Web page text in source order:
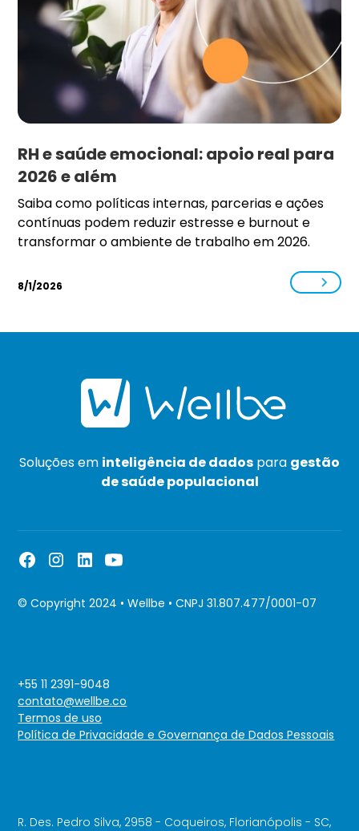
RH e saúde emocional: apoio real para
2026 e além
Saiba como políticas internas, parcerias e ações
contínuas podem reduzir estresse e burnout e
transformar o ambiente de trabalho em 2026.
8/1/2026
Soluções em inteligência de dados para gestão
de saúde populacional
© Copyright 2024 • Wellbe • CNPJ 31.807.477/0001-07
Termos de uso
Política de Privacidade e Governança de Dados Pessoais
+55 11 2391-9048
contato@wellbe.co
R. Des. Pedro Silva, 2958 - Coqueiros, Florianópolis - SC,